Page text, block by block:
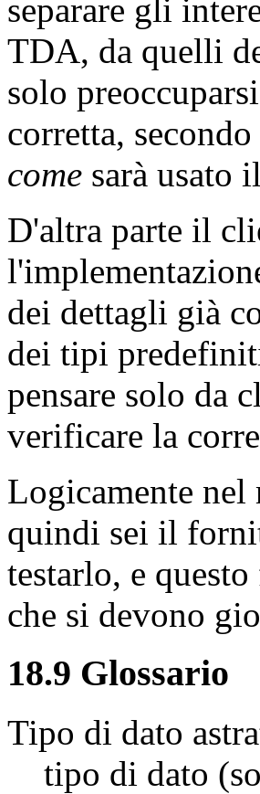
separare gli
TDA, da quelli
solo
corretta,
come sarà usato
D'altra parte il
dei dettagli già
dei tipi
pensare solo da
verificare la
Logicamente
quindi sei il
testarlo, e
che si devono
18.9 Glossario
Tipo di dato
tipo di dato